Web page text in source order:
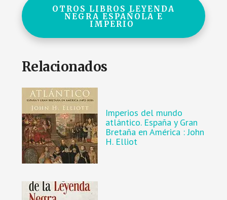
OTROS LIBROS LEYENDA
NEGRA ESPAÑOLA E
IMPERIO
Relacionados
Imperios del mundo
atlántico. España y Gran
Bretaña en América : John
H. Elliot